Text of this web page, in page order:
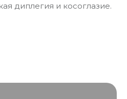
диплегия и косоглазие.